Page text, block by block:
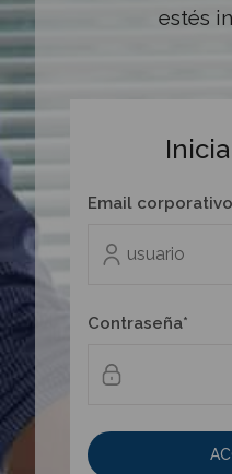
estés
Email
Contraseña*